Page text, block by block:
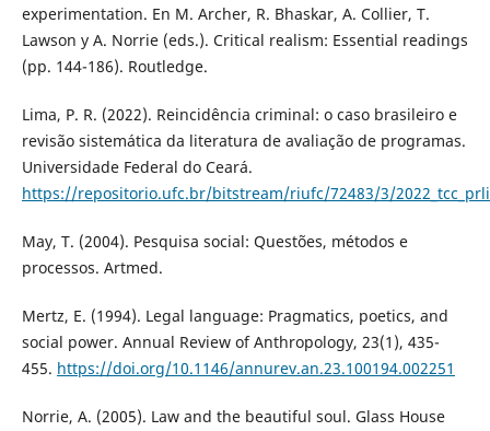
experimentation. En M. Archer, R. Bhaskar, A. Collier, T.
Lawson y A. Norrie (eds.). Critical realism: Essential readings
(pp. 144-186). Routledge.
Lima, P. R. (2022). Reincidência criminal: o caso brasileiro e
revisão sistemática da literatura de avaliação de programas.
Universidade Federal do Ceará.
https://repositorio.ufc.br/bitstream/riufc/72483/3/
May, T. (2004). Pesquisa social: Questões, métodos e
processos. Artmed.
Mertz, E. (1994). Legal language: Pragmatics, poetics, and
social power. Annual Review of Anthropology, 23(1), 435-
455. https://doi.org/10.1146/annurev.an.23.100194.002251
Norrie, A. (2005). Law and the beautiful soul. Glass House